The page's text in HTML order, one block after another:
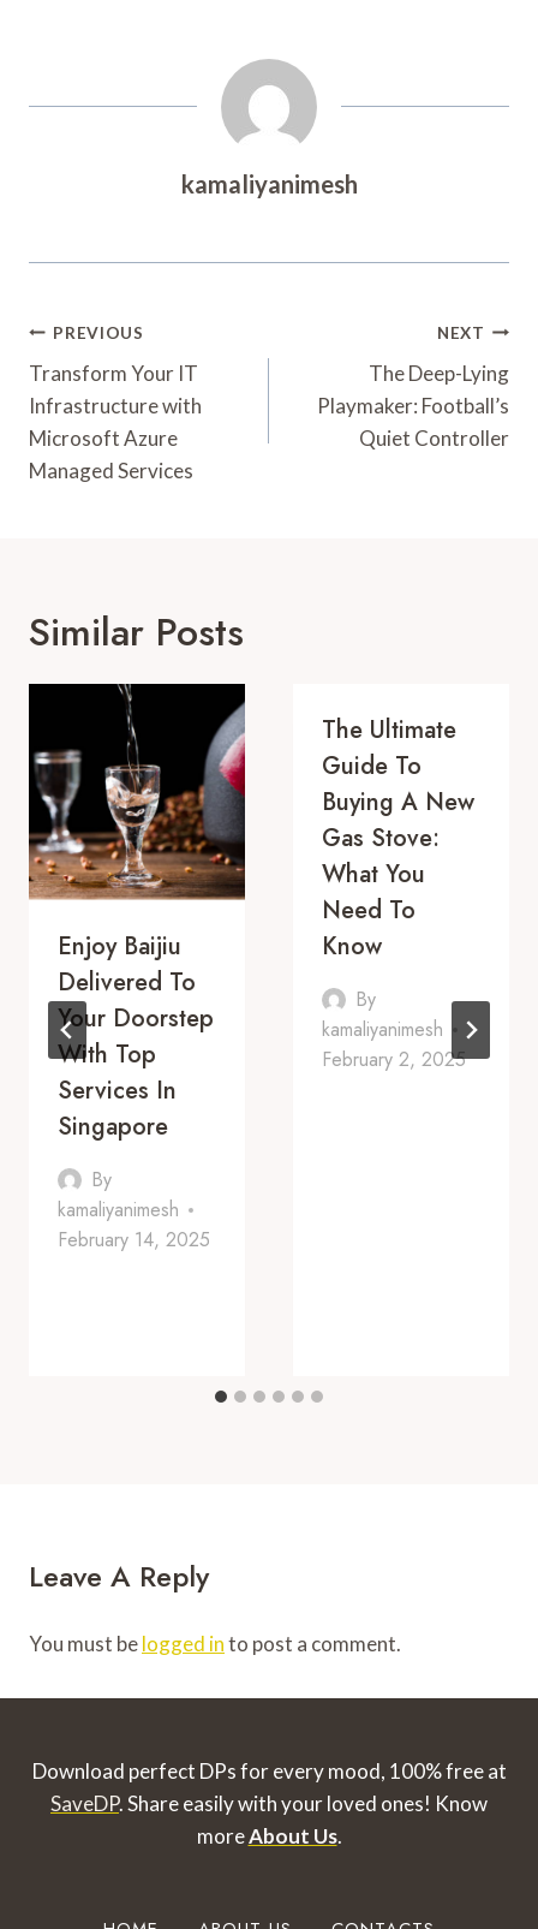
kamaliyanimesh
Post
Navigation
PREVIOUS
Transform Your IT
Infrastructure with
Microsoft Azure
Managed Services
NEXT
The Deep-Lying
Playmaker: Football’s
Quiet Controller
Similar Posts
Enjoy Baijiu
Delivered To
Your Doorstep
With Top
Services In
Singapore
By
kamaliyanimesh
February 14, 2025
The Ultimate
Guide To
Buying A New
Gas Stove:
What You
Need To
Know
By
kamaliyanimesh
February 2, 2025
Leave A Reply
You must belogged into post a comment.
Download perfect DPs for every mood, 100% free at
SaveDP. Share easily with your loved ones! Know
moreAbout Us.